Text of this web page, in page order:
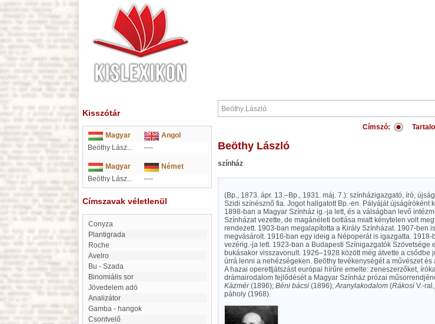
Kisszótár
Magyar
Angol
Beöthy Lász...
----
Magyar
Német
Beöthy Lász...
----
Címszavak véletlenül
Conyza
Plantigrada
Roche
Avelro
Bu - Szada
Binomiális sor
Jövedelem adó
Analizátor
Gamba - hangok
Csontvelő
Címszó:
Beöthy László
színház
(Bp., 1873. ápr. 13.–Bp., 1931. máj. 7.): színházigazgató, író,
Szidi színésznő fia. Jogot hallgatott Bp.-en. Pályáját újságíróként
1898-ban a Magyar Színház ig.-ja lett, és a válságban levő
Színházat vezette, de magánéleti botlása miatt kénytelen volt
rendezett. 1903-ban megalapította a Király Színházat. 1907-ben
megvásárolt. 1916-ban egy ideig a Népoperát is igazgatta.
vezérig.-ja lett. 1923-ban a Budapesti Színigazgatók Szövetsége
bukásakor visszavonult. 1926–1928 között még átvette a
úrrá lenni a nehézségeken. Beöthy tevékenységét a művészet
A hazai operettjátszást európai hírűre emelte: zeneszerzőket,
drámairodalom fejlődését a Magyar Színház prózai
Kázmér(1896); Béni bácsi (1896);Aranylakodalom (Rákosi V.-
páholy (1968).